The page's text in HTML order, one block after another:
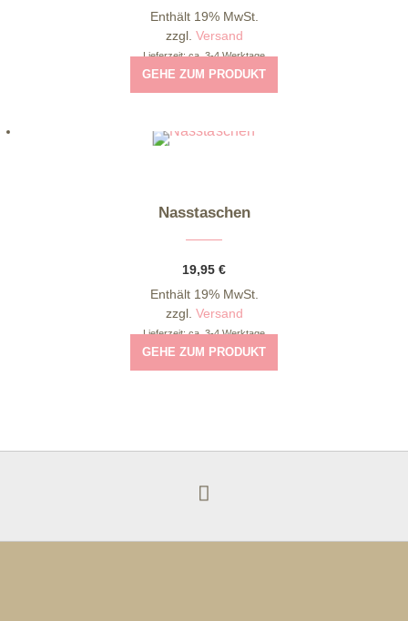
Enthält 19% MwSt.
zzgl. Versand
Lieferzeit: ca. 3-4 Werktage
GEHE ZUM PRODUKT
Dieses Produkt weist mehrere Varianten auf. Die Optionen können auf der Produktseite gewählt werden
Nasstaschen
19,95 €
Enthält 19% MwSt.
zzgl. Versand
Lieferzeit: ca. 3-4 Werktage
GEHE ZUM PRODUKT